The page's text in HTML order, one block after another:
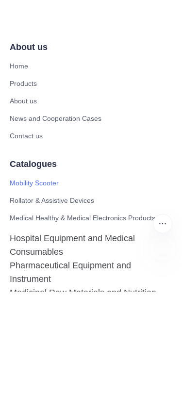
About us
Home
Products
About us
News and Cooperation Cases
Contact us
Catalogues
Mobility Scooter
Rollator & Assistive Devices
Medical Healthy & Medical Electronics Products
Hospital Equipment and Medical
Consumables
Pharmaceutical Equipment and
Instrument
Medicinal Raw Materials and Nutrition